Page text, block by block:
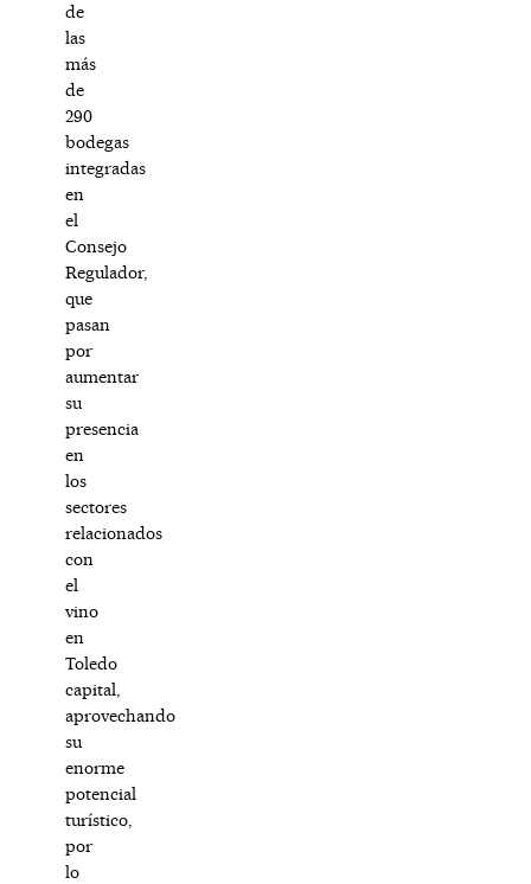
de
las
más
de
290
bodegas
integradas
en
el
Consejo
Regulador,
que
pasan
por
aumentar
su
presencia
en
los
sectores
relacionados
con
el
vino
en
Toledo
capital,
aprovechando
su
enorme
potencial
turístico,
por
lo